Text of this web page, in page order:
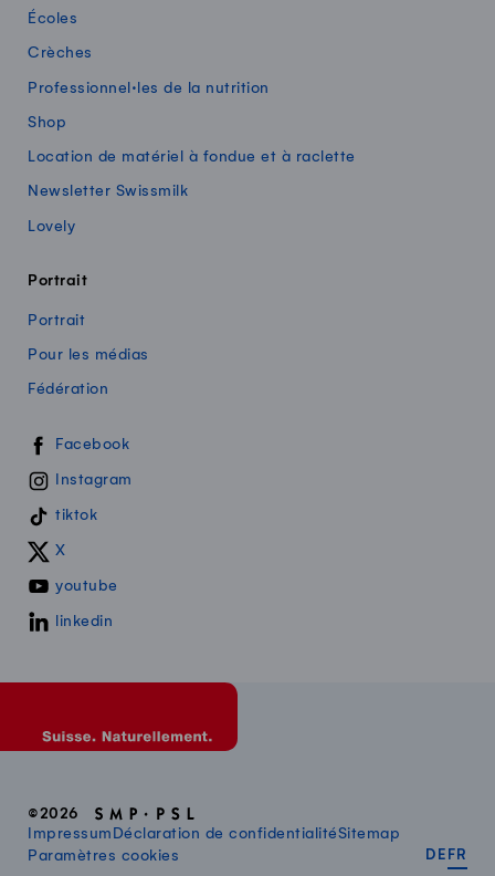
Écoles
Crèches
Professionnel·les de la nutrition
Shop
Location de matériel à fondue et à raclette
Newsletter Swissmilk
Lovely
Portrait
Portrait
Pour les médias
Fédération
Swissmilk sur les réseaux sociaux
Facebook
Instagram
tiktok
X
youtube
linkedin
©2026
Impressum Déclaration de confidentialitéSitemap
Paramètres cookies
DE FR